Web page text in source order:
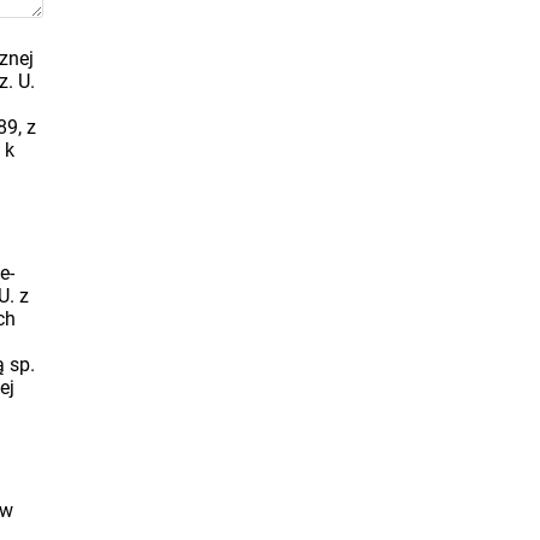
U.
z
k
z
sp.